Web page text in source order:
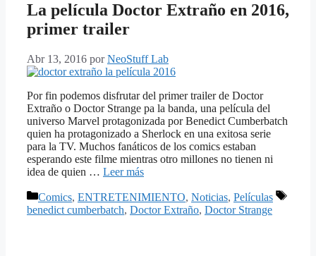
La película Doctor Extraño en 2016,
primer trailer
Abr 13, 2016 porNeoStuff Lab
Por fin podemos disfrutar del primer trailer de Doctor
Extraño o Doctor Strange pa la banda, una película del
universo Marvel protagonizada por Benedict Cumberbatch
quien ha protagonizado a Sherlock en una exitosa serie
para la TV. Muchos fanáticos de los comics estaban
esperando este filme mientras otro millones no tienen ni
idea de quien … Leer más
Categorías
Comics, ENTRETENIMIENTO, Noticias, Películas
benedict cumberbatch, Doctor Extraño, Doctor Strange